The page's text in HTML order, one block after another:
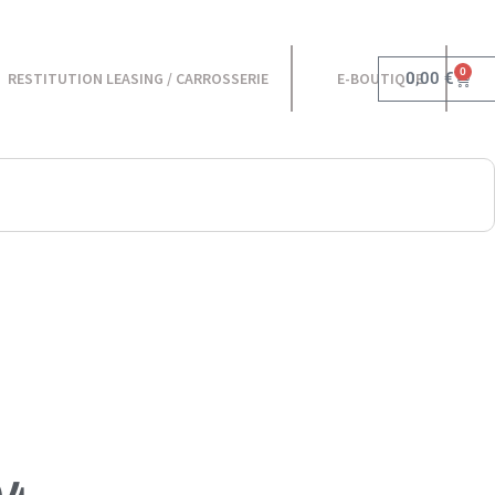
RESTITUTION LEASING / CARROSSERIE E-BOUTIQUE0,00 € 0